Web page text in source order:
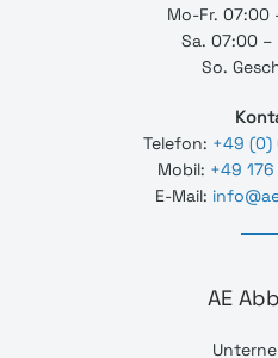
Mo-Fr. 07:00
Sa. 07:00 –
So.
Telefon: +49 (0)
Mobil: +49 176
E-Mail:
AE